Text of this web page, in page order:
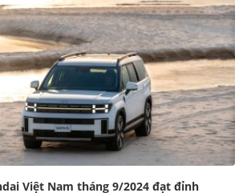
Việt Nam tháng 9/2024 đạt đỉnh